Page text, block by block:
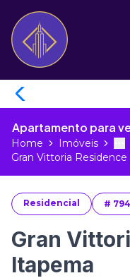
Apartamento para
Home Imóveis
Gran Vittoria
Residencial #
Gran
Itapema